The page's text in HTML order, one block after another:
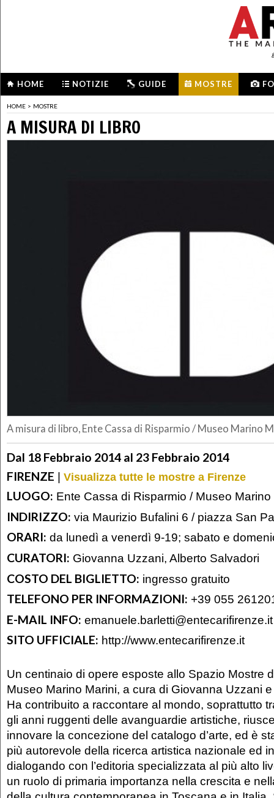
HOME NOTIZIE GUIDE MOSTRE
HOME > MOSTRE
A MISURA DI LIBRO
A misura di libro, Ente Cassa di Risparmio / Museo Marino
Dal 18 Febbraio 2014 al 23 Febbraio 2014
FIRENZE | Visualizza tutte le mostre a Firenze
LUOGO: Ente Cassa di Risparmio / Museo Marino
INDIRIZZO: via Maurizio Bufalini 6 / piazza San
ORARI: da lunedì a venerdì 9-19; sabato e
CURATORI: Giovanna Uzzani, Alberto Salvadori
COSTO DEL BIGLIETTO: ingresso gratuito
TELEFONO PER INFORMAZIONI: +39 055
E-MAIL INFO: emanuele.barletti@entecarifirenze.it
SITO UFFICIALE: http://www.entecarifirenze.it
Un centinaio di opere esposte allo Spazio Mostre
Museo Marino Marini, a cura di Giovanna Uzzani
Ha contribuito a raccontare al mondo, soprattutto
gli anni ruggenti delle avanguardie artistiche,
innovare la concezione del catalogo d’arte, ed è
più autorevole della ricerca artistica nazionale ed
dialogando con l’editoria specializzata al più alto
un ruolo di primaria importanza nella crescita e